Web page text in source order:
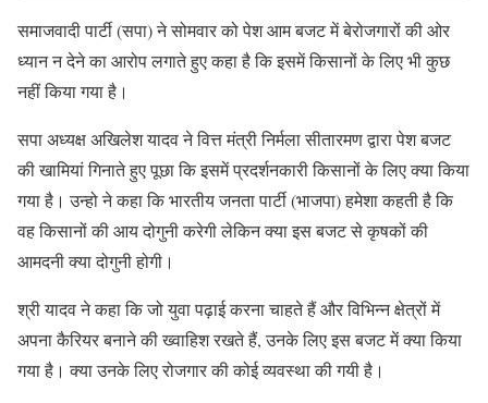
समाजवादी पार्टी (सपा) ने सोमवार को पेश आम बजट में बेरोजगारों की ओर
ध्यान न देने का आरोप लगाते हुए कहा है कि इसमें किसानों के लिए भी कुछ
नहीं किया गया है।
सपा अध्यक्ष अखिलेश यादव ने वित्त मंत्री निर्मला सीतारमण द्वारा पेश बजट
की खामियां गिनाते हुए पूछा कि इसमें प्रदर्शनकारी किसानों के लिए क्या किया
गया है। उन्हो ने कहा कि भारतीय जनता पार्टी (भाजपा) हमेशा कहती है कि
वह किसानों की आय दोगुनी करेगी लेकिन क्या इस बजट से कृषकों की
आमदनी क्या दोगुनी होगी।
श्री यादव ने कहा कि जो युवा पढ़ाई करना चाहते हैं और विभिन्न क्षेत्रों में
अपना कैरियर बनाने की ख्वाहिश रखते हैं, उनके लिए इस बजट में क्या किया
गया है। क्या उनके लिए रोजगार की कोई व्यवस्था की गयी है।